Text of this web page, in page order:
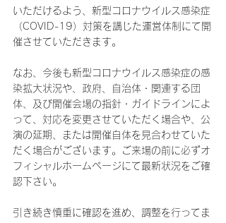
いただけるよう、新型コロナウイルス感染症
（COVID-19）対策を講じた運営体制にて開
催させていただきます。
なお、今後も新型コロナウイルス感染症の感
染拡大状況や、政府、自治体・関連する団
体、及び開催会場の指針・ガイドラインによ
って、対応を変更させていただく場合や、公
演の延期、または開催自体を見合わせていた
だく場合がございます。ご来場の前に必ずオ
フィシャルホームページにて最新状況をご確
認下さい。
引き続き慎重に確認を進め、調整を行ってま